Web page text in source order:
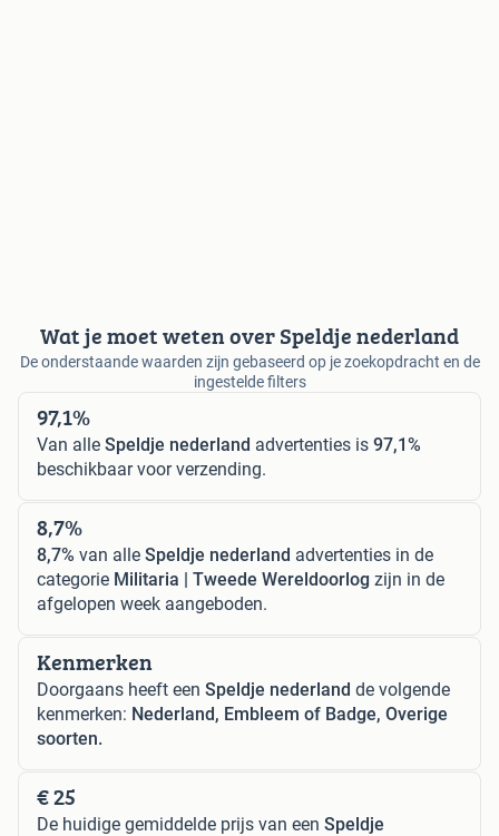
Wat je moet weten over Speldje nederland
De onderstaande waarden zijn gebaseerd op je zoekopdracht en de
ingestelde filters
97,1%
Van alle Speldje nederland advertenties is 97,1%
beschikbaar voor verzending.
8,7%
8,7% van alle Speldje nederland advertenties in de
categorie Militaria | Tweede Wereldoorlog zijn in de
afgelopen week aangeboden.
Kenmerken
Doorgaans heeft een Speldje nederland de volgende
kenmerken: Nederland, Embleem of Badge, Overige
soorten.
€ 25
De huidige gemiddelde prijs van een Speldje